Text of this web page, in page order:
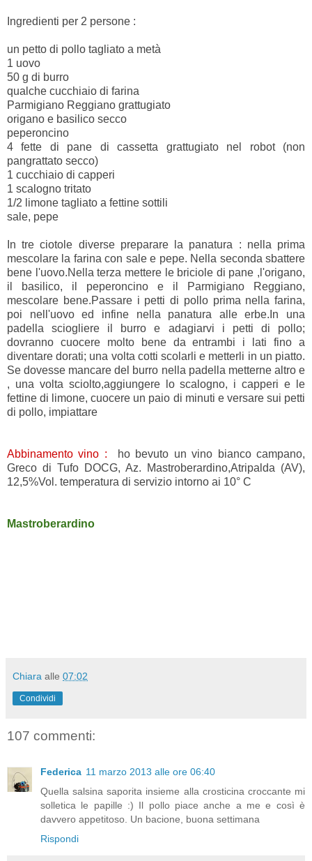
Ingredienti per 2 persone :
un petto di pollo tagliato a metà
1 uovo
50 g di burro
qualche cucchiaio di farina
Parmigiano Reggiano grattugiato
origano e basilico secco
peperoncino
4 fette di pane di cassetta grattugiato nel robot (non
pangrattato secco)
1 cucchiaio di capperi
1 scalogno tritato
1/2 limone tagliato a fettine sottili
sale, pepe
In tre ciotole diverse preparare la panatura : nella prima
mescolare la farina con sale e pepe. Nella seconda sbattere
bene l'uovo.Nella terza mettere le briciole di pane ,l'origano,
il basilico, il peperoncino e il Parmigiano Reggiano,
mescolare bene.Passare i petti di pollo prima nella farina,
poi nell'uovo ed infine nella panatura alle erbe.In una
padella sciogliere il burro e adagiarvi i petti di pollo;
dovranno cuocere molto bene da entrambi i lati fino a
diventare dorati; una volta cotti scolarli e metterli in un piatto.
Se dovesse mancare del burro nella padella metterne altro e
, una volta sciolto,aggiungere lo scalogno, i capperi e le
fettine di limone, cuocere un paio di minuti e versare sui petti
di pollo, impiattare
Abbinamento vino : ho bevuto un vino bianco campano,
Greco di Tufo DOCG, Az. Mastroberardino,Atripalda (AV),
12,5%Vol. temperatura di servizio intorno ai 10° C
Mastroberardino
Chiara alle 07:02
Condividi
107 commenti:
Federica 11 marzo 2013 alle ore 06:40
Quella salsina saporita insieme alla crosticina croccante mi
solletica le papille :) Il pollo piace anche a me e così è
davvero appetitoso. Un bacione, buona settimana
Rispondi